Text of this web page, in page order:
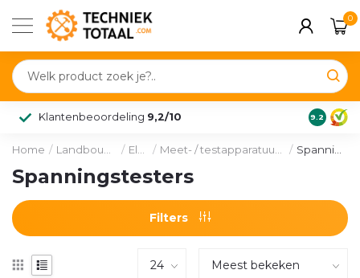
0
Klantenbeoordeling 9,2/10 9.2
Home / / / / Spanningstesters
Spanningstesters
Filters